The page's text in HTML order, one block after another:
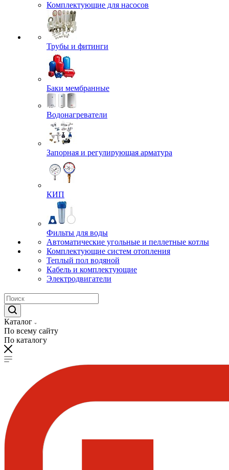
Комплектующие для насосов
Трубы и фитинги
Баки мембранные
Водонагреватели
Запорная и регулирующая арматура
КИП
Фильты для воды
Автоматические угольные и пеллетные котлы
Комплектующие систем отопления
Теплый пол водяной
Кабель и комплектующие
Электродвигатели
Каталог
По всему сайту
По каталогу